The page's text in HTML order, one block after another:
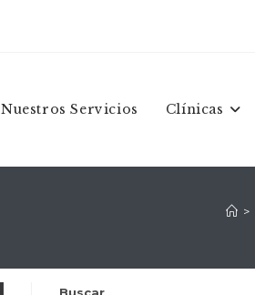
Nuestros Servicios Clínicas
>